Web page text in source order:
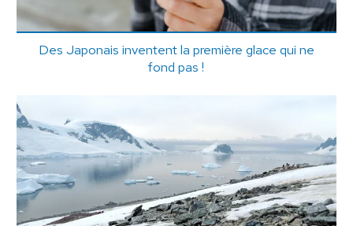
Des Japonais inventent la première glace qui ne
fond pas !